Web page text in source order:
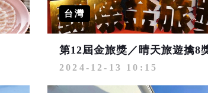
台灣
2024-12-13 10:15